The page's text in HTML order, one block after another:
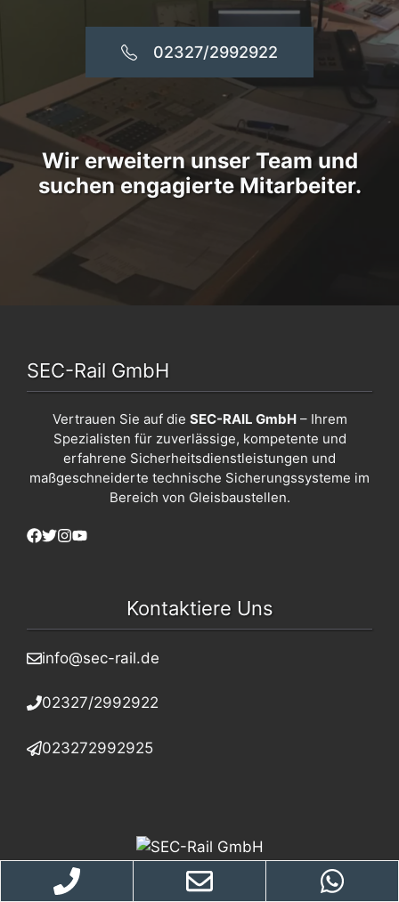
02327/2992922
Wir erweitern unser Team und
suchen engagierte Mitarbeiter.
SEC-Rail GmbH
Vertrauen Sie auf die SEC-RAIL GmbH– Ihrem
Spezialisten für zuverlässige, kompetente und
erfahrene Sicherheitsdienstleistungen und
maßgeschneiderte technische Sicherungssysteme im
Bereich von Gleisbaustellen.
Kontaktiere Uns
info@sec-rail.de
02327/2992922
023272992925